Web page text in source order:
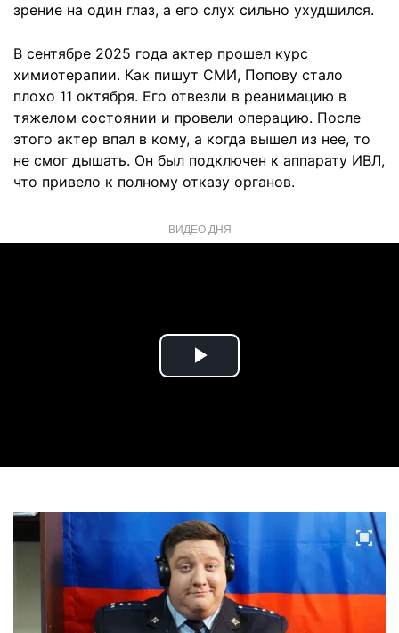
зрение на один глаз, а его слух сильно ухудшился.
В сентябре 2025 года актер прошел курс
химиотерапии. Как пишут СМИ, Попову стало
плохо 11 октября. Его отвезли в реанимацию в
тяжелом состоянии и провели операцию. После
этого актер впал в кому, а когда вышел из нее, то
не смог дышать. Он был подключен к аппарату ИВЛ,
что привело к полному отказу органов.
ВИДЕО ДНЯ
Play